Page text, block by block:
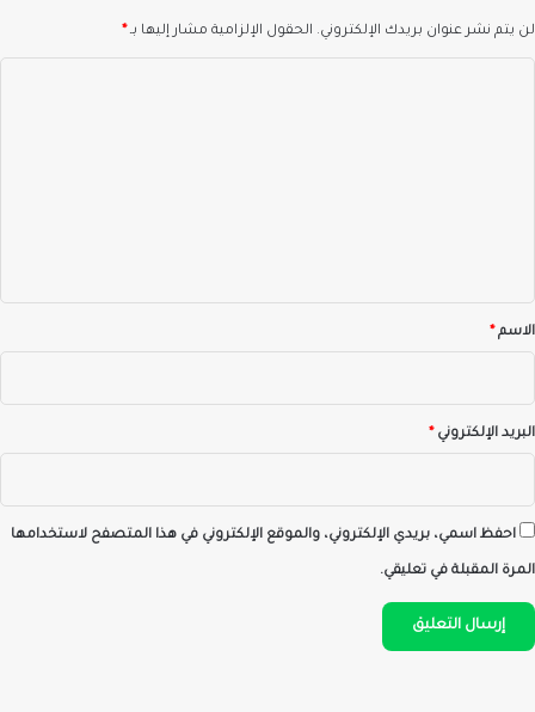
لن يتم نشر عنوان بريدك الإلكتروني. الحقول الإلزامية مشار إليها بـ*
*الاسم*
البريد الإلكتروني*
احفظ اسمي، بريدي الإلكتروني، والموقع الإلكتروني في هذا المتصفح لاستخدامها
المرة المقبلة في تعليقي.